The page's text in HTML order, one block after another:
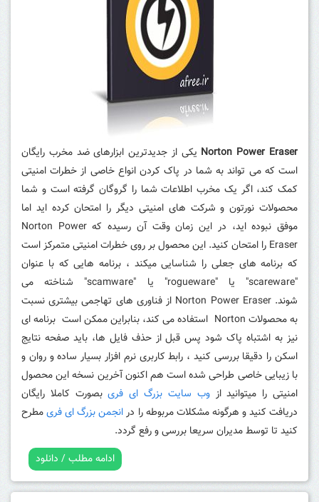
Norton Power Eraser یکی از جدیدترین ابزارهای ضد مخرب رایگان
است که می تواند به شما در پاک کردن انواع خاصی از خطرات امنیتی
کمک کند،اگر یک مخرب اطلاعات شما را گروگان گرفته است و شما
محصولات نورتون و شرکت های امنیتی دیگر را امتحان کرده اید اما
موفق نبوده اید، در این زمان وقت آن رسیده که Norton Power
Eraser را امتحان کنید.
این محصول بر روی خطرات امنیتی متمرکز است
که برنامه های جعلی را شناسایی میکند ، برنامه هایی که با عنوان
"scareware" یا "rogueware" یا "scamware" شناخته می
شوند.
Norton Power Eraser از فناوری های تهاجمی بیشتری نسبت
به محصولات Norton استفاده می کند، بنابراین ممکن است برنامه ای
نیز به اشتباه پاک شود پس قبل از حذف فایل ها، باید صفحه نتایج
اسکن را دقیقا بررسی کنید ، رابط کاربری نرم افزار بسیار ساده و روان و
با زیبایی خاصی طراحی شده است هم اکنون آخرین نسخه این محصول
امنیتی را میتوانید ازوب سایت بزرگ ای فریبصورت کاملا رایگان
دریافت کنید و هرگونه مشکلات مربوطه را درانجمن بزرگ ای فریمطرح
کنید تا توسط مدیران سریعا بررسی و رفع گردد.
ادامه مطلب / دانلود